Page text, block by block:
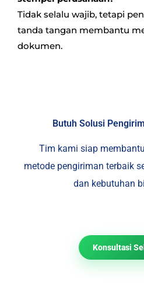
Tidak selalu wajib, tetapi
tanda tangan membantu
dokumen.
Butuh Solusi
Tim kami siap
metode pengiriman terbaik
dan kebutuhan
Konsultasi